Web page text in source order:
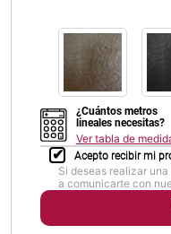
¿Cuántos metros
lineales necesitas?
Ver tabla de
Acepto recibir mi
Si deseas realizar
a comunicarte con